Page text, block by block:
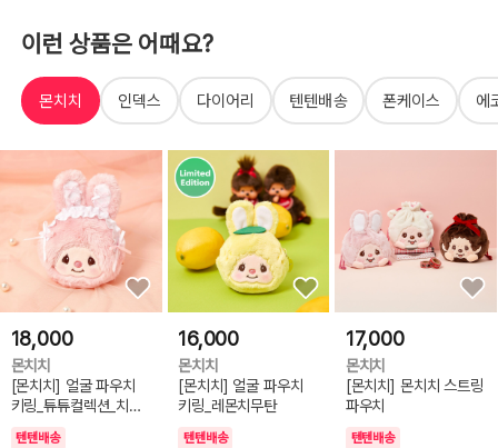
이런 상품은 어때요?
몬치치 인덱스 다이어리 텐텐배송 폰케이스 에
18,000
몬치치
[몬치치] 얼굴 파우치
키링_튜튜컬렉션_치무
텐텐배송
16,000
몬치치
[몬치치] 얼굴 파우치
키링_레몬치무탄
텐텐배송
17,000
몬치치
[몬치치] 몬치치 스트링
파우치
텐텐배송